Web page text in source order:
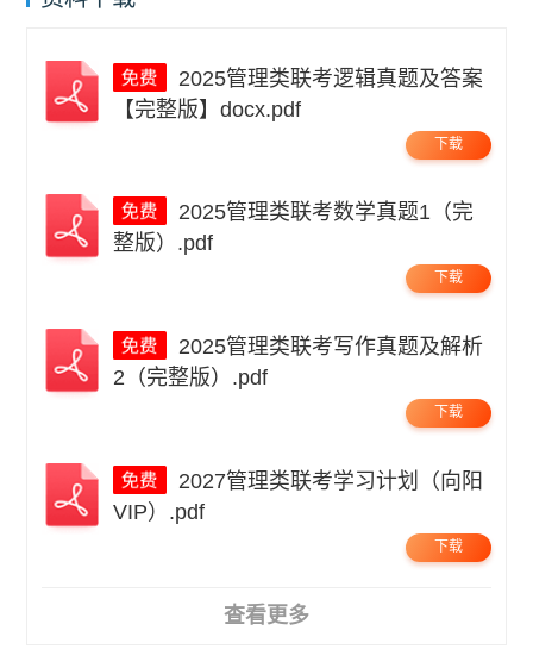
【完整版】docx.pdf
下载
整版）.pdf
下载
2（完整版）.pdf
下载
VIP）.pdf
下载
查看更多